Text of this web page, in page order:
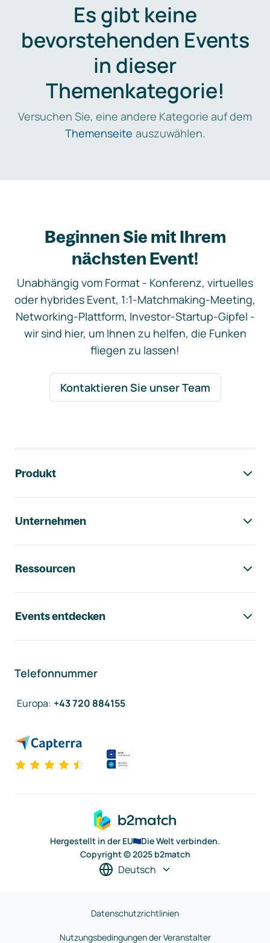
Es gibt keine
bevorstehenden Events
in dieser
Themenkategorie!
Versuchen Sie, eine andere Kategorie auf dem
Themenseite auszuwählen.
Beginnen Sie mit Ihrem
nächsten Event!
Unabhängig vom Format - Konferenz, virtuelles
oder hybrides Event, 1:1-Matchmaking-Meeting,
Networking-Plattform, Investor-Startup-Gipfel -
wir sind hier, um Ihnen zu helfen, die Funken
fliegen zu lassen!
Kontaktieren Sie unser Team
Produkt
Unternehmen
Ressourcen
Events entdecken
Telefonnummer
Europa: +43 720 884155
Hergestellt in der EU
Die Welt verbinden.
Copyright © 2025 b2match
Deutsch
Datenschutzrichtlinien
Nutzungsbedingungen der Veranstalter